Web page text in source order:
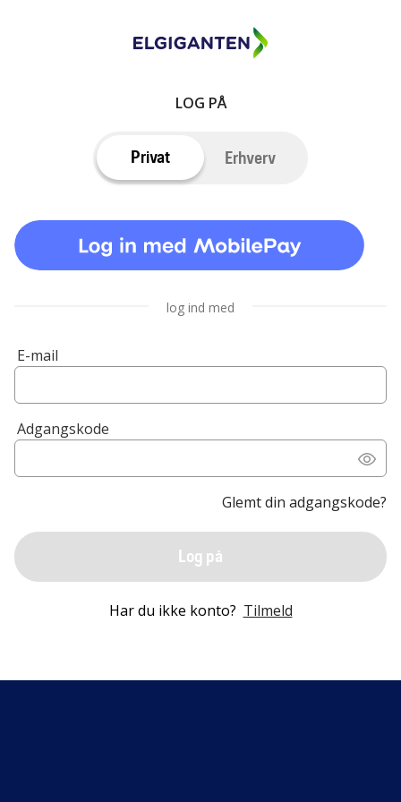
LOG PÅ
Privat Erhverv
log ind med
E-mail
Adgangskode
Glemt din adgangskode?
Log på
Har du ikke konto? Tilmeld